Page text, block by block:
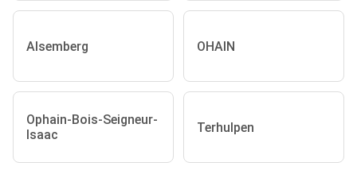
Alsemberg OHAIN
Ophain-Bois-Seigneur-
Isaac
Terhulpen